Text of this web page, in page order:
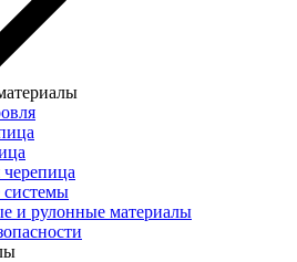
и рулонные материалы